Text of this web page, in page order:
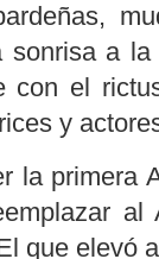
sonrisa a
con el
y
la primera
que elevó